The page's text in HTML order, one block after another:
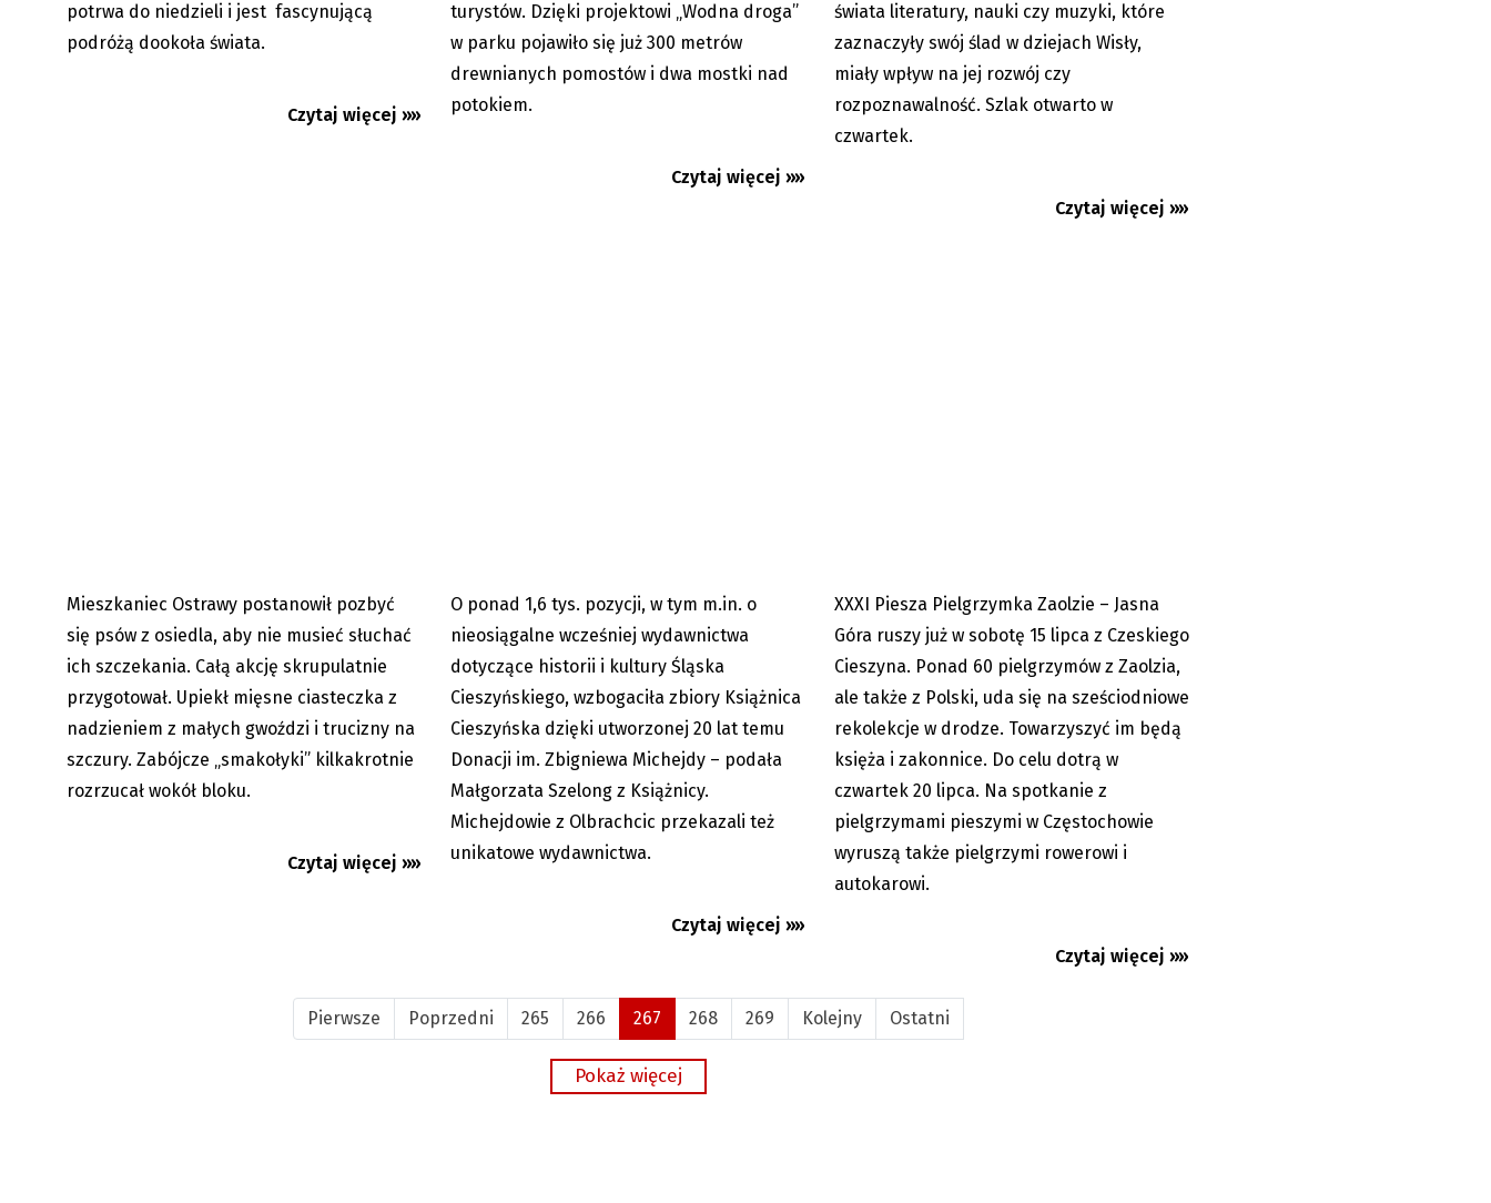
potrwa do niedzieli i jest fascynującą
podróżą dookoła świata.
Czytaj więcej »»
turystów. Dzięki projektowi „Wodna droga”
w parku pojawiło się już 300 metrów
drewnianych pomostów i dwa mostki nad
potokiem.
Czytaj więcej »»
świata literatury, nauki czy muzyki, które
zaznaczyły swój ślad w dziejach Wisły,
miały wpływ na jej rozwój czy
rozpoznawalność. Szlak otwarto w
czwartek.
Czytaj więcej »»
13.07.2023
Mieszkaniec Ostrawy postanowił pozbyć
się psów z osiedla, aby nie musieć słuchać
ich szczekania. Całą akcję skrupulatnie
przygotował. Upiekł mięsne ciasteczka z
nadzieniem z małych gwoździ i trucizny na
szczury. Zabójcze „smakołyki” kilkakrotnie
rozrzucał wokół bloku.
Czytaj więcej »»
13.07.2023
O ponad 1,6 tys. pozycji, w tym m.in. o
nieosiągalne wcześniej wydawnictwa
dotyczące historii i kultury Śląska
Cieszyńskiego, wzbogaciła zbiory Książnica
Cieszyńska dzięki utworzonej 20 lat temu
Donacji im. Zbigniewa Michejdy – podała
Małgorzata Szelong z Książnicy.
Michejdowie z Olbrachcic przekazali też
unikatowe wydawnictwa.
Czytaj więcej »»
12.07.2023
XXXI Piesza Pielgrzymka Zaolzie – Jasna
Góra ruszy już w sobotę 15 lipca z Czeskiego
Cieszyna. Ponad 60 pielgrzymów z Zaolzia,
ale także z Polski, uda się na sześciodniowe
rekolekcje w drodze. Towarzyszyć im będą
księża i zakonnice. Do celu dotrą w
czwartek 20 lipca. Na spotkanie z
pielgrzymami pieszymi w Częstochowie
wyruszą także pielgrzymi rowerowi i
autokarowi.
Czytaj więcej »»
Pierwsze Poprzedni 265 266 267 268 269 Kolejny Ostatni